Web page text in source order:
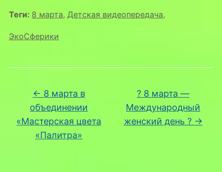
Теги: 8 марта, Детская видеопередача,
ЭкоСферики
← 8 марта в
объединении
«Мастерская цвета
«Палитра»
? 8 марта —
Международный
женский день ? →